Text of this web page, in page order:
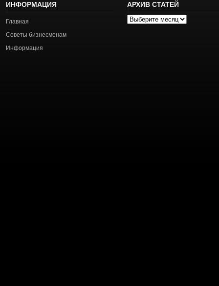
ИНФОРМАЦИЯ
Главная
Советы бизнесменам
Информация
АРХИВ СТАТЕЙ
Архив